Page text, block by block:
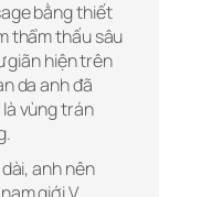
bằng thiết
thẩm thấu sâu
giãn hiện trên
da anh đã
vùng trán
anh nên